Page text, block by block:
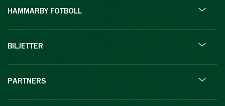
HAMMARBY FOTBOLL
BILJETTER
PARTNERS